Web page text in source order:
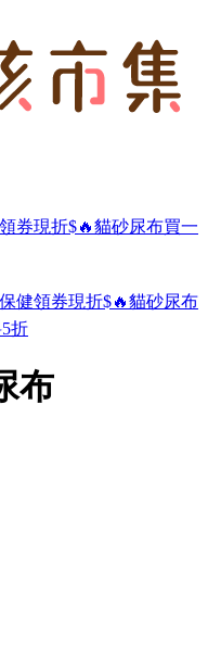
券現折$🔥貓砂尿布買一
保健領券現折$🔥貓砂尿布
折
布